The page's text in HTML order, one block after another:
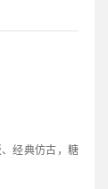
经典仿古，糖